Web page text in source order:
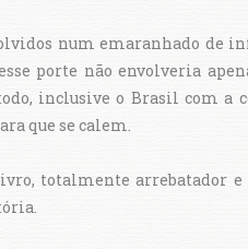
num emaranhado de
porte não envolveria
inclusive o Brasil com a
que se calem.
totalmente arrebatador